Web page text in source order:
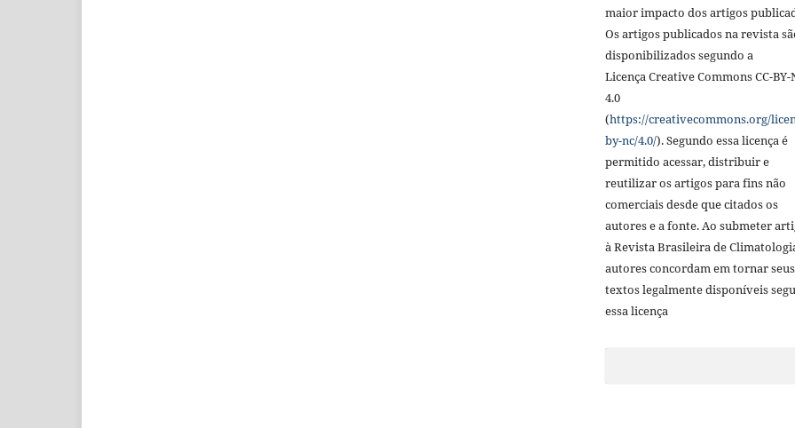
maior impacto dos artigos
Os artigos publicados na revista
disponibilizados segundo a
Licença Creative Commons CC-BY-
4.0
(https://creativecommons.org/
by-nc/4.0/). Segundo essa licença é
permitido acessar, distribuir e
reutilizar os artigos para fins não
comerciais desde que citados os
autores e a fonte. Ao submeter
à Revista Brasileira de
autores concordam em tornar seus
textos legalmente disponíveis
essa licença